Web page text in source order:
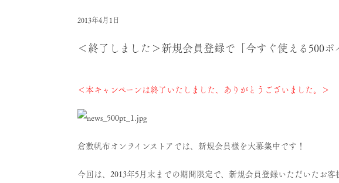
2013年4月1日
＜終了しました＞新規会員登録で「今すぐ使える500
＜本キャンペーンは終了いたしました、ありがとうございました。＞
倉敷帆布オンラインストアでは、 新規会員様を大募集中です！
今回は、2013年5月末までの期間限定で、新規会員登録いただいたお客